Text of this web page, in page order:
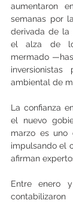
aumentaron
semanas por
derivada de la
el alza de
mermado
ambiental de
La confianza
el nuevo
marzo es uno
impulsando el
afirman
Entre enero